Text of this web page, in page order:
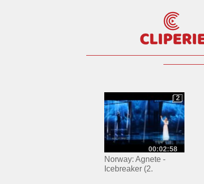
00:02:58
2
2
Norway: Agnete -
Icebreaker (2.